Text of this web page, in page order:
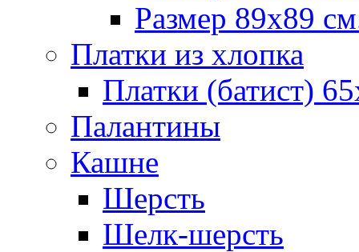
Размер 89х89
Платки из хлопка
Платки (батист)
Палантины
Кашне
Шерсть
Шелк-шерсть